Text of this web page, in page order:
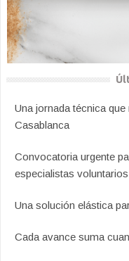
Una jornada técnica
Casablanca
Convocatoria urgente
especialistas voluntarios
Una solución elástica
Cada avance suma